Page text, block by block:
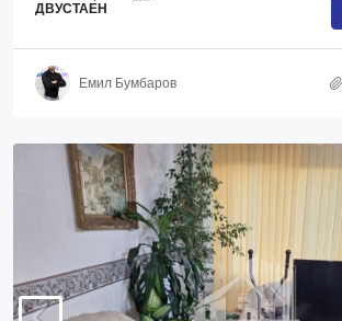
ДВУСТАЕН
Емил Бумбаров